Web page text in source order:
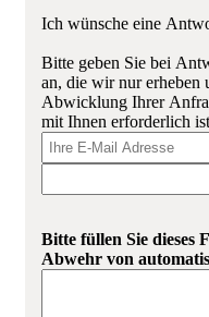
Ich wünsche eine
Bitte geben Sie bei
an, die wir nur erheben
Abwicklung Ihrer
mit Ihnen erforderlich
Bitte füllen Sie dieses
Abwehr von